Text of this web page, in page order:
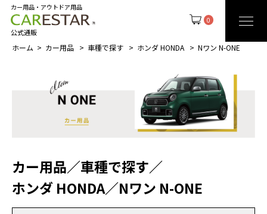
0
カー用品・アウトドア用品
公式通販
ホーム カー用品 車種で探す ホンダ HONDA Nワン N-ONE
カー用品／車種で探す／
ホンダ HONDA／Nワン N-ONE